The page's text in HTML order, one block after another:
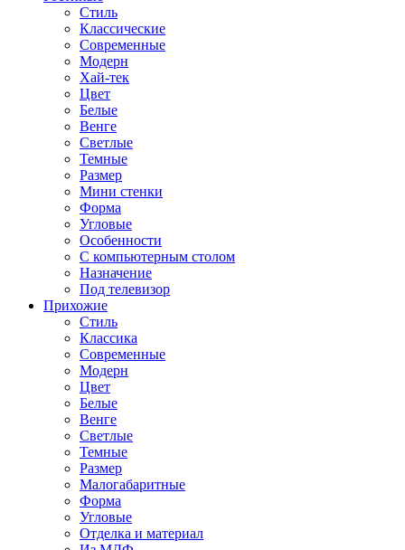
Стиль
Классические
Современные
Модерн
Хай-тек
Цвет
Белые
Венге
Светлые
Темные
Размер
Мини стенки
Форма
Угловые
Особенности
С компьютерным столом
Назначение
Под телевизор
Прихожие
Стиль
Классика
Современные
Модерн
Цвет
Белые
Венге
Светлые
Темные
Размер
Малогабаритные
Форма
Угловые
Отделка и материал